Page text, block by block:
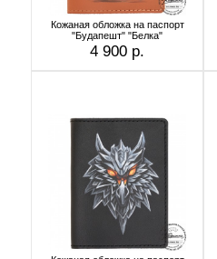
Кожаная обложка на паспорт
"Будапешт" "Белка"
4 900 р.